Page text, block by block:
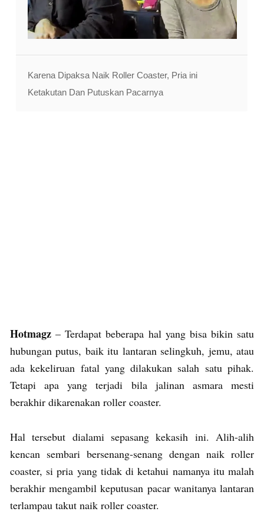
Karena Dipaksa Naik Roller Coaster, Pria ini
Ketakutan Dan Putuskan Pacarnya
Hotmagz – Terdapat beberapa hal yang bisa bikin satu
hubungan putus, baik itu lantaran selingkuh, jemu, atau
ada kekeliruan fatal yang dilakukan salah satu pihak.
Tetapi apa yang terjadi bila jalinan asmara mesti
berakhir dikarenakan roller coaster.
Hal tersebut dialami sepasang kekasih ini. Alih-alih
kencan sembari bersenang-senang dengan naik roller
coaster, si pria yang tidak di ketahui namanya itu malah
berakhir mengambil keputusan pacar wanitanya lantaran
terlampau takut naik roller coaster.